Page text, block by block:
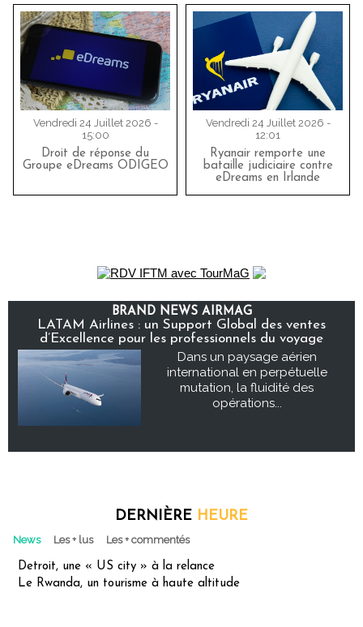
Vendredi 24 Juillet 2026 -
15:00
Droit de réponse du
Groupe eDreams ODIGEO
Vendredi 24 Juillet 2026 -
12:01
Ryanair remporte une
bataille judiciaire contre
eDreams en Irlande
BRAND NEWS AIRMAG
LATAM Airlines : un Support Global des ventes
d’Excellence pour les professionnels du voyage
Dans un paysage aérien
international en perpétuelle
mutation, la fluidité des
opérations...
DERNIÈRE HEURE
News Les + lus Les + commentés
Detroit, une « US city » à la relance
Le Rwanda, un tourisme à haute altitude